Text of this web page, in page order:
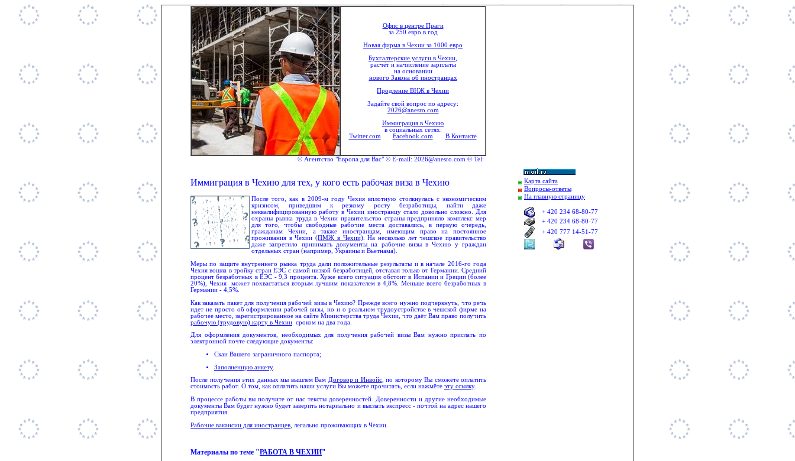
Офис в центре Праги
за 250 евро в год
Новая фирма в Чехии за 1000 евро
Бухгалтерские услуги в Чехии
расчёт и начисление зарплаты
на основании
нового Закона об иностранцах
Продление ВНЖ в Чехии
Задайте свой вопрос по адресу:
2026@anesro.com
Иммиграция в Чехию
в социальных сетях:
Twitter.com
Facebook.com В Контакте
© Агентство "Европа для Вас" © E-mail: 2026@anesro.com © Tel: +420 292 333 176 © Mobil: + 420 777 14 51 77 ©
Иммиграция в Чехию для тех, у кого есть рабочая виза в Чехию
После того, как в 2009-м году Чехия вплотную столкнулась с экономическим
кризисом, приведшим к резкому росту безработицы, найти даже
неквалифицированную работу в Чехии иностранцу стало довольно сложно. Для
охраны рынка труда в Чехии правительство страны предприняло комплекс мер
для того, чтобы свободные рабочие места доставались, в первую очередь,
гражданам Чехии, а также иностранцам, имеющим право на постоянное
проживания в Чехии (ПМЖ в Чехии). На несколько лет чешское правительство
даже запретило принимать документы на рабочие визы в Чехию у граждан
отдельных стран (например, Украины и Вьетнама).
Меры по защите внутреннего рынка труда дали положительные результаты и в начале 2016-го года
Чехия вошла в тройку стран ЕЭС с самой низкой безработицей, отставая только от Германии. Средний
процент безработных в ЕЭС - 9,3 процента. Хуже всего ситуация обстоит в Испании и Греции (более
20%), Чехия может похвастаться вторым лучшим показателем в 4,8%. Меньше всего безработных в
Германии - 4,5%.
Как заказать пакет для получения рабочей визы в Чехию? Прежде всего нужно подчеркнуть, что речь
идет не просто об оформлении рабочей визы, но и о реальном трудоустройстве в чешской фирме на
рабочее место, зарегистрированное на сайте Министерства труда Чехии, что даёт Вам право получить
рабочую (трудовую) карту в Чехии сроком на два года.
Для оформления документов, необходимых для получения рабочей визы Вам нужно прислать по
электронной почте следующие документы:
Скан Вашего заграничного паспорта;
Заполненную анкету.
После получения этих данных мы вышлем Вам Договор и Инвойс, по которому Вы сможете оплатить
стоимость работ. О том, как оплатить наши услуги Вы можете прочитать, если нажмёте эту ссылку.
В процессе работы вы получите от нас тексты доверенностей. Доверенности и другие необходимые
документы Вам будет нужно будет заверить нотариально и выслать экспресс - почтой на адрес нашего
предприятия.
Рабочие вакансии для иностранцев, легально проживающих в Чехии.
Материалы по теме "РАБОТА В ЧЕХИИ"
Карта сайта
Вопросы-ответы
На главную страницу
+ 420 234 68-80-77
+ 420 234 68-80-77
+ 420 777 14-51-77